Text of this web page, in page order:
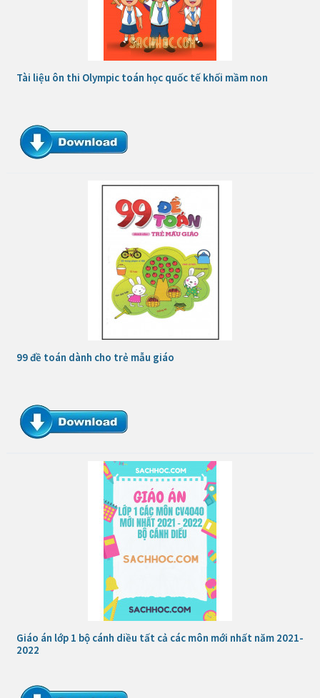
Tài liệu ôn thi Olympic toán học quốc tế khối mầm non
99 đề toán dành cho trẻ mẫu giáo
Giáo án lớp 1 bộ cánh diều tất cả các môn mới nhất năm 2021-
2022